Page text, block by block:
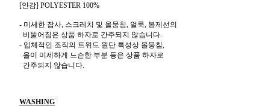
[안감] POLYESTER 100%
- 미세한 잡사, 스크레치 및 올뭉침, 얼룩, 봉제선의
비뚤어짐은 상품 하자로 간주되지 않습니다.
- 입체적인 조직의 트위드 원단 특성상 올뭉침,
올이 미세하게 느슨한 부분 등은 상품 하자로
간주되지 않습니다.
WASHING